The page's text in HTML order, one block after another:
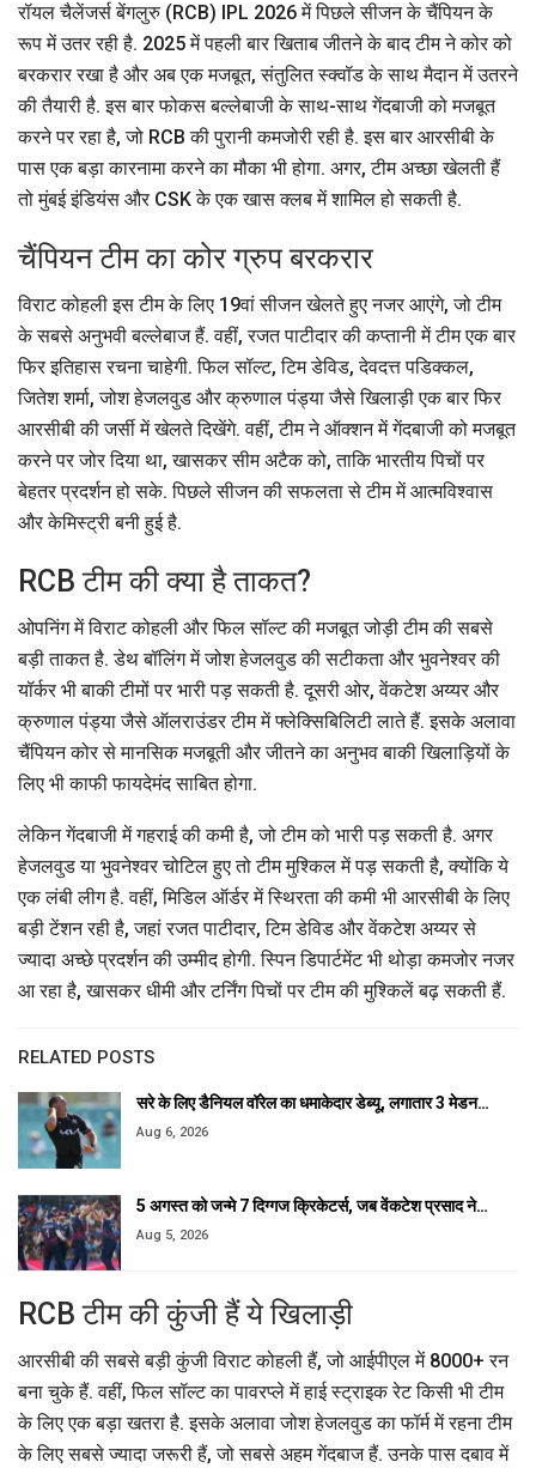
रॉयल चैलेंजर्स बेंगलुरु (RCB) IPL 2026 में पिछले सीजन के चैंपियन के
रूप में उतर रही है. 2025 में पहली बार खिताब जीतने के बाद टीम ने कोर को
बरकरार रखा है और अब एक मजबूत, संतुलित स्क्वॉड के साथ मैदान में उतरने
की तैयारी है. इस बार फोकस बल्लेबाजी के साथ-साथ गेंदबाजी को मजबूत
करने पर रहा है, जो RCB की पुरानी कमजोरी रही है. इस बार आरसीबी के
पास एक बड़ा कारनामा करने का मौका भी होगा. अगर, टीम अच्छा खेलती हैं
तो मुंबई इंडियंस और CSK के एक खास क्लब में शामिल हो सकती है.
चैंपियन टीम का कोर ग्रुप बरकरार
विराट कोहली इस टीम के लिए 19वां सीजन खेलते हुए नजर आएंगे, जो टीम
के सबसे अनुभवी बल्लेबाज हैं. वहीं, रजत पाटीदार की कप्तानी में टीम एक बार
फिर इतिहास रचना चाहेगी. फिल सॉल्ट, टिम डेविड, देवदत्त पडिक्कल,
जितेश शर्मा, जोश हेजलवुड और क्रुणाल पंड्या जैसे खिलाड़ी एक बार फिर
आरसीबी की जर्सी में खेलते दिखेंगे. वहीं, टीम ने ऑक्शन में गेंदबाजी को मजबूत
करने पर जोर दिया था, खासकर सीम अटैक को, ताकि भारतीय पिचों पर
बेहतर प्रदर्शन हो सके. पिछले सीजन की सफलता से टीम में आत्मविश्वास
और केमिस्ट्री बनी हुई है.
RCB टीम की क्या है ताकत?
ओपनिंग में विराट कोहली और फिल सॉल्ट की मजबूत जोड़ी टीम की सबसे
बड़ी ताकत है. डेथ बॉलिंग में जोश हेजलवुड की सटीकता और भुवनेश्वर की
यॉर्कर भी बाकी टीमों पर भारी पड़ सकती है. दूसरी ओर, वेंकटेश अय्यर और
क्रुणाल पंड्या जैसे ऑलराउंडर टीम में फ्लेक्सिबिलिटी लाते हैं. इसके अलावा
चैंपियन कोर से मानसिक मजबूती और जीतने का अनुभव बाकी खिलाड़ियों के
लिए भी काफी फायदेमंद साबित होगा.
लेकिन गेंदबाजी में गहराई की कमी है, जो टीम को भारी पड़ सकती है. अगर
हेजलवुड या भुवनेश्वर चोटिल हुए तो टीम मुश्किल में पड़ सकती है, क्योंकि ये
एक लंबी लीग है. वहीं, मिडिल ऑर्डर में स्थिरता की कमी भी आरसीबी के लिए
बड़ी टेंशन रही है, जहां रजत पाटीदार, टिम डेविड और वेंकटेश अय्यर से
ज्यादा अच्छे प्रदर्शन की उम्मीद होगी. स्पिन डिपार्टमेंट भी थोड़ा कमजोर नजर
आ रहा है, खासकर धीमी और टर्निंग पिचों पर टीम की मुश्किलें बढ़ सकती हैं.
RELATED POSTS
सरे के लिए डैनियल वॉरेल का धमाकेदार डेब्यू, लगातार 3 मेडन…
Aug 6, 2026
5 अगस्त को जन्मे 7 दिग्गज क्रिकेटर्स, जब वेंकटेश प्रसाद ने…
Aug 5, 2026
RCB टीम की कुंजी हैं ये खिलाड़ी
आरसीबी की सबसे बड़ी कुंजी विराट कोहली हैं, जो आईपीएल में 8000+ रन
बना चुके हैं. वहीं, फिल सॉल्ट का पावरप्ले में हाई स्ट्राइक रेट किसी भी टीम
के लिए एक बड़ा खतरा है. इसके अलावा जोश हेजलवुड का फॉर्म में रहना टीम
के लिए सबसे ज्यादा जरूरी हैं, जो सबसे अहम गेंदबाज हैं. उनके पास दबाव में